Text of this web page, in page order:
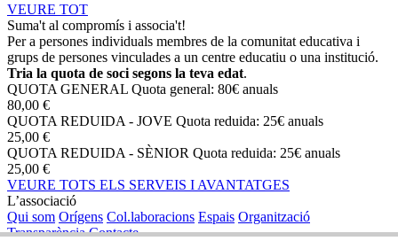
VEURE TOT
Suma't al compromís i associa't!
Per a persones individuals membres de la comunitat educativa i
grups de persones vinculades a un centre educatiu o una institució.
Tria la quota de soci segons la teva edat.
QUOTA GENERAL Quota general: 80€ anuals
80,00 €
QUOTA REDUIDA - JOVE Quota reduida: 25€ anuals
25,00 €
QUOTA REDUIDA - SÈNIOR Quota reduida: 25€ anuals
25,00 €
VEURE TOTS ELS SERVEIS I AVANTATGES
L’associació
Qui som Orígens Col.laboracions Espais Organització
Transparència Contacte